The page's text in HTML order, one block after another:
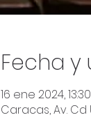
Fecha
16 ene 2024,
Caracas, Av.